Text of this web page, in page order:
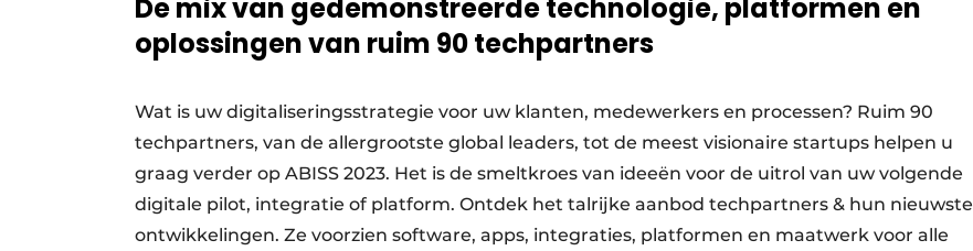
De mix van gedemonstreerde technologie, platformen en
oplossingen van ruim 90 techpartners
Wat is uw digitaliseringsstrategie voor uw klanten, medewerkers en processen? Ruim 90
techpartners, van de allergrootste global leaders, tot de meest visionaire startups helpen u
graag verder op ABISS 2023. Het is de smeltkroes van ideeën voor de uitrol van uw volgende
digitale pilot, integratie of platform. Ontdek het talrijke aanbod techpartners & hun nieuwste
ontwikkelingen. Ze voorzien software, apps, integraties, platformen en maatwerk voor alle